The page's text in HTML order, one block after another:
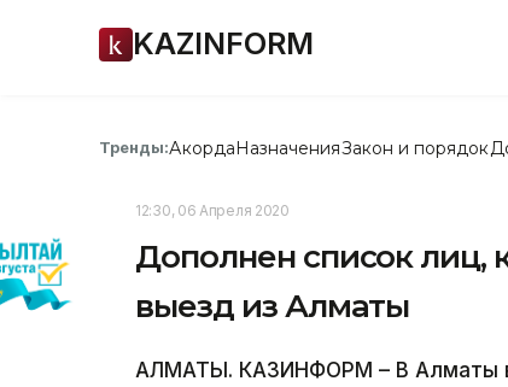
KAZINFORM
Тренды:АкордаНазначенияЗакон и порядок
12:30, 06 Апреля 2020
Дополнен список лиц,
выезд из Алматы
АЛМАТЫ. КАЗИНФОРМ – В Алматы